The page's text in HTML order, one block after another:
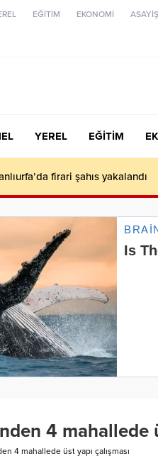
EĞİTİM EKONOMİ ASAYİŞ
YEREL EĞİTİM
firari şahıs yakalandı
4 mahallede
4 mahallede üst yapı çalışması